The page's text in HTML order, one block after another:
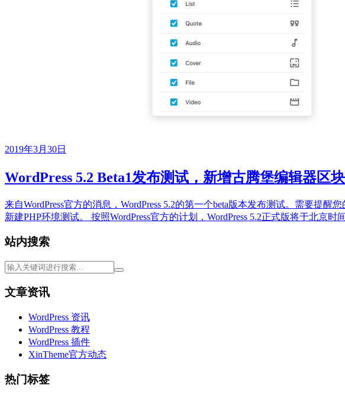
2019年3月30日
WordPress 5.2 Beta1发布测试，新增古腾堡编辑器区
来自WordPress官方的消息，WordPress 5.2的第一个beta版本发布测试。需要提
新建PHP环境测试。 按照WordPress官方的计划，WordPress 5.2正式版将于北京
站内搜索
文章资讯
WordPress 资讯
WordPress 教程
WordPress 插件
XinTheme官方动态
热门标签